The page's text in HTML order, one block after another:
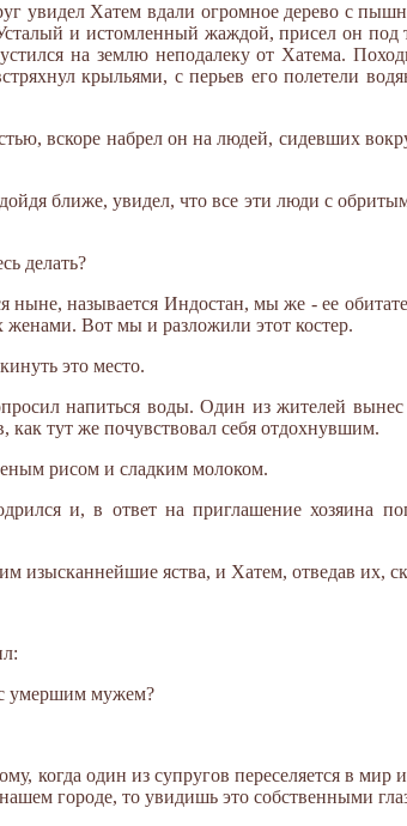
увидел Хатем вдали огромное дерево с
и истомленный жаждой, присел он под
на землю неподалеку от Хатема.
крыльями, с перьев его полетели
вскоре набрел он на людей, сидевших
ближе, увидел, что все эти люди с
делать?
называется Индостан, мы же - ее
Вот мы и разложили этот костер.
это место.
напиться воды. Один из жителей вынес
как тут же почувствовал себя отдохнувшим.
рисом и сладким молоком.
и, в ответ на приглашение хозяина
изысканнейшие яства, и Хатем, отведав их,
с умершим мужем?
один из супругов переселяется в мир
городе, то увидишь это собственными